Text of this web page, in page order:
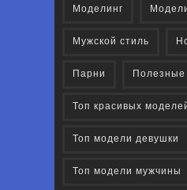
Моделинг
Мужской стиль
Парни
Топ красивых
Топ модели девушки
Топ модели мужчины